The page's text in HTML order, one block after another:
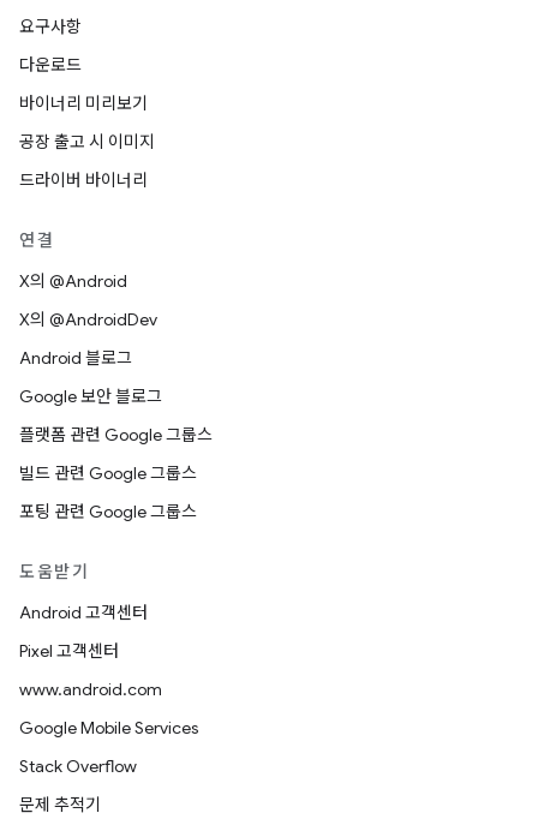
요구사항
다운로드
바이너리 미리보기
공장 출고 시 이미지
드라이버 바이너리
연결
X의 @Android
X의 @AndroidDev
Android 블로그
Google 보안 블로그
플랫폼 관련 Google 그룹스
빌드 관련 Google 그룹스
포팅 관련 Google 그룹스
도움받기
Android 고객센터
Pixel 고객센터
www.android.com
Google Mobile Services
Stack Overflow
문제 추적기